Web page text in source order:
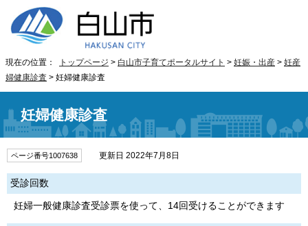
現在の位置： トップページ > 白山市子育てポータルサイト > 妊娠・出産 > 妊産
婦健康診査 > 妊婦健康診査
妊婦健康診査
ページ番号1007638 更新日 2022年7月8日
受診回数
妊婦一般健康診査受診票を使って、14回受けることができます